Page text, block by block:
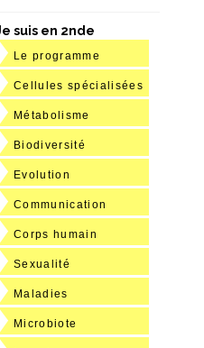
suis en 2nde
Le programme
Cellules spécialisées
Métabolisme
Biodiversité
Evolution
Communication
Corps humain
Sexualité
Maladies
Microbiote